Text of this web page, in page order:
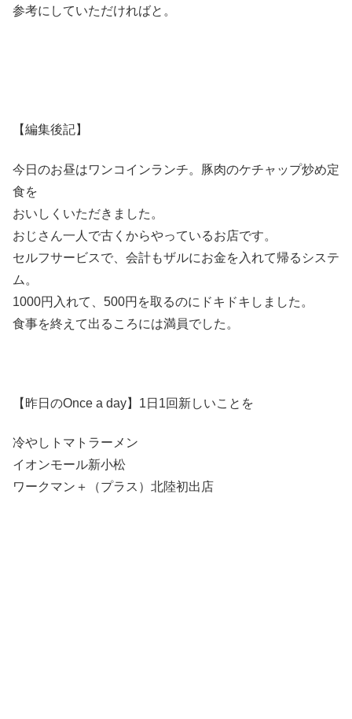
参考にしていただければと。
【編集後記】
今日のお昼はワンコインランチ。豚肉のケチャップ炒め定
食を
おいしくいただきました。
おじさん一人で古くからやっているお店です。
セルフサービスで、会計もザルにお金を入れて帰るシステ
ム。
1000円入れて、500円を取るのにドキドキしました。
食事を終えて出るころには満員でした。
【昨日のOnce a day】1日1回新しいことを
冷やしトマトラーメン
イオンモール新小松
ワークマン＋（プラス）北陸初出店